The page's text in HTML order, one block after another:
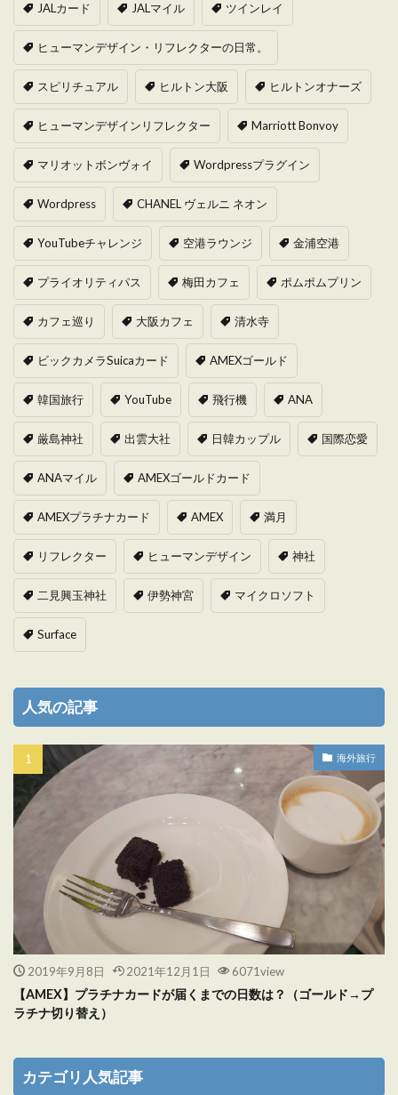
JALカード JALマイル ツインレイ
ヒューマンデザイン・リフレクターの日常。
スピリチュアル ヒルトン大阪 ヒルトンオナーズ
ヒューマンデザインリフレクター Marriott Bonvoy
マリオットボンヴォイ Wordpressプラグイン
Wordpress CHANEL ヴェルニ ネオン
YouTubeチャレンジ 空港ラウンジ 金浦空港
プライオリティパス 梅田カフェ ポムポムプリン
カフェ巡り 大阪カフェ 清水寺
ビックカメラSuicaカード AMEXゴールド
韓国旅行 YouTube 飛行機 ANA
厳島神社 出雲大社 日韓カップル 国際恋愛
ANAマイル AMEXゴールドカード
AMEXプラチナカード AMEX 満月
リフレクター ヒューマンデザイン 神社
二見興玉神社 伊勢神宮 マイクロソフト
Surface
人気の記事
海外旅行
2019年9月8日 2021年12月1日 6071view
【AMEX】プラチナカードが届くまでの日数は？（ゴールド→プ
ラチナ切り替え）
カテゴリ人気記事